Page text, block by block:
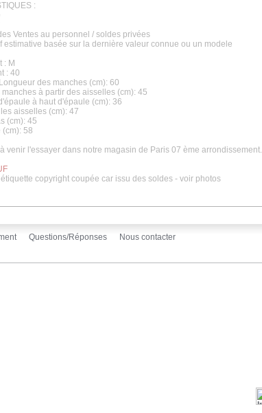
:
Ventes au personnel / soldes privées
estimative basée sur la dernière valeur connue ou un modele
: M
: 40
Longueur des manches (cm): 60
à partir des aisselles (cm): 45
à haut d'épaule (cm): 36
aisselles (cm): 47
(cm): 45
(cm): 58
venir l'essayer dans notre magasin de Paris 07 ème arrondissement.
copyright coupée car issu des soldes - voir photos
Questions/Réponses Nous contacter